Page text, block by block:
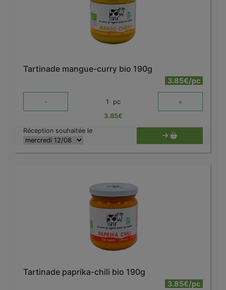
Tartinade mangue-curry bio 190g
3.85€/pc
- 1 pc +
3.85€
Réception souhaitée le
Tartinade paprika-chili bio 190g
3.85€/pc